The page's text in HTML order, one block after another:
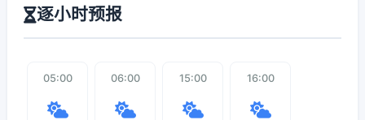
逐小时预报
05:00 06:00 15:00 16:00